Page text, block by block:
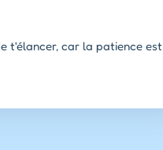
t'élancer, car la patience est